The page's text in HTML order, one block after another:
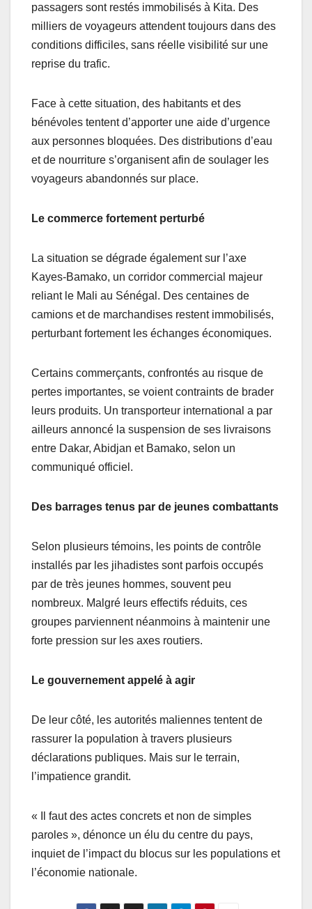
passagers sont restés immobilisés à Kita. Des
milliers de voyageurs attendent toujours dans des
conditions difficiles, sans réelle visibilité sur une
reprise du trafic.
Face à cette situation, des habitants et des
bénévoles tentent d’apporter une aide d’urgence
aux personnes bloquées. Des distributions d’eau
et de nourriture s’organisent afin de soulager les
voyageurs abandonnés sur place.
Le commerce fortement perturbé
La situation se dégrade également sur l’axe
Kayes-Bamako, un corridor commercial majeur
reliant le Mali au Sénégal. Des centaines de
camions et de marchandises restent immobilisés,
perturbant fortement les échanges économiques.
Certains commerçants, confrontés au risque de
pertes importantes, se voient contraints de brader
leurs produits. Un transporteur international a par
ailleurs annoncé la suspension de ses livraisons
entre Dakar, Abidjan et Bamako, selon un
communiqué officiel.
Des barrages tenus par de jeunes combattants
Selon plusieurs témoins, les points de contrôle
installés par les jihadistes sont parfois occupés
par de très jeunes hommes, souvent peu
nombreux. Malgré leurs effectifs réduits, ces
groupes parviennent néanmoins à maintenir une
forte pression sur les axes routiers.
Le gouvernement appelé à agir
De leur côté, les autorités maliennes tentent de
rassurer la population à travers plusieurs
déclarations publiques. Mais sur le terrain,
l’impatience grandit.
« Il faut des actes concrets et non de simples
paroles », dénonce un élu du centre du pays,
inquiet de l’impact du blocus sur les populations et
l’économie nationale.